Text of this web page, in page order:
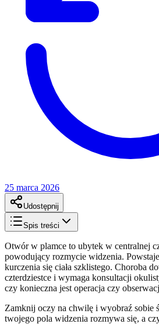
25 marca 2026
Udostępnij
Spis treści
Otwór w plamce to ubytek w centralnej
powodujący rozmycie widzenia.
kurczenia się ciała szklistego. Choroba
czterdziestce i wymaga konsultacji
czy konieczna jest operacja czy
Zamknij oczy na chwilę i wyobraź sobie
twojego pola widzenia rozmywa się, a